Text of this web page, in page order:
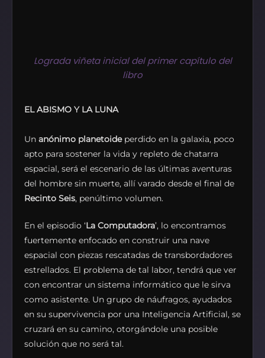
Lograda viñeta inicial del primer capítulo del
libro
EL ABISMO Y LA LUNA
Un anónimo planetoideperdido en la galaxia, poco
apto para sostener la vida y repleto de chatarra
espacial, será el escenario de las últimas aventuras
del hombre sin muerte, allí varado desde el final de
Recinto Seis, penúltimo volumen.
En el episodio ‘La Computadora’, lo encontramos
fuertemente enfocado en construir una nave
espacial con piezas rescatadas de transbordadores
estrellados. El problema de tal labor, tendrá que ver
con encontrar un sistema informático que le sirva
como asistente. Un grupo de náufragos, ayudados
en su supervivencia por una Inteligencia Artificial, se
cruzará en su camino, otorgándole una posible
solución que no será tal.